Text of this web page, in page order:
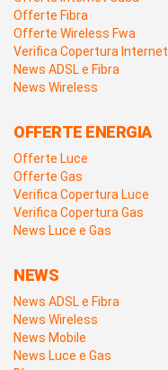
Offerte Fibra
Offerte Wireless Fwa
Verifica Copertura Internet
News ADSL e Fibra
News Wireless
OFFERTE ENERGIA
Offerte Luce
Offerte Gas
Verifica Copertura Luce
Verifica Copertura Gas
News Luce e Gas
NEWS
News ADSL e Fibra
News Wireless
News Mobile
News Luce e Gas